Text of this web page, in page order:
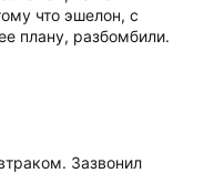
что эшелон, с
плану, разбомбили.
Зазвонил